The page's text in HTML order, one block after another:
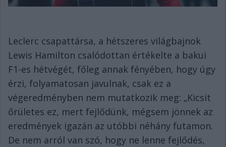
Leclerc csapattársa, a hétszeres világbajnok
Lewis Hamilton csalódottan értékelte a bakui
F1-es hétvégét, főleg annak fényében, hogy úgy
érzi, folyamatosan javulnak, csak ez a
végeredményben nem mutatkozik meg: „Kicsit
őrületes ez, mert fejlődünk, mégsem jönnek az
eredmények igazán az utóbbi néhány futamon.
De nem arról van szó, hogy ne lenne fejlődés,